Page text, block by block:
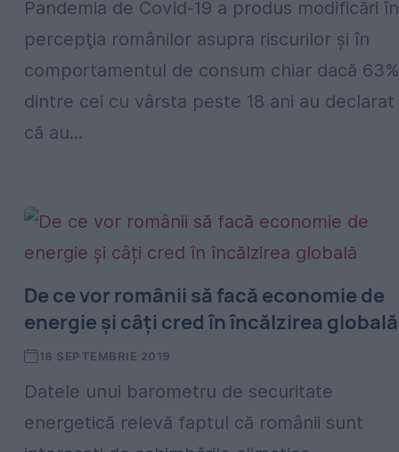
Pandemia de Covid-19 a produs modificări în
percepţia românilor asupra riscurilor şi în
comportamentul de consum chiar dacă 63%
dintre cei cu vârsta peste 18 ani au declarat
că au...
De ce vor românii să facă economie de
energie și câți cred în încălzirea globală
18 SEPTEMBRIE 2019
Datele unui barometru de securitate
energetică relevă faptul că românii sunt